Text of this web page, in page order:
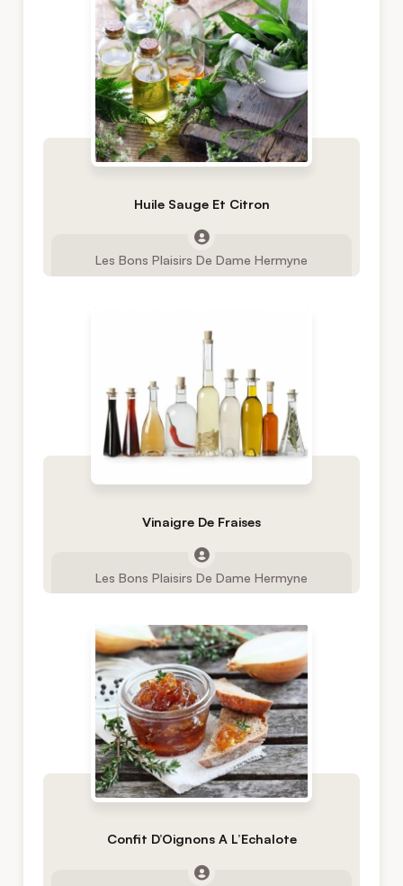
Huile Sauge Et Citron
Les Bons Plaisirs De Dame Hermyne
Vinaigre De Fraises
Les Bons Plaisirs De Dame Hermyne
Confit D’Oignons A L’Echalote